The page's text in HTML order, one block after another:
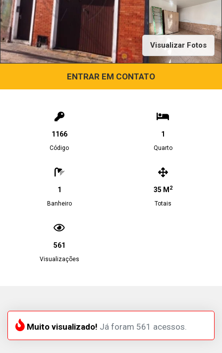
Visualizar Fotos
ENTRAR EM CONTATO
1166
Código
1
Quarto
1
Banheiro
35 M 2
Totais
561
Visualizações
Muito visualizado! Já foram 561 acessos.